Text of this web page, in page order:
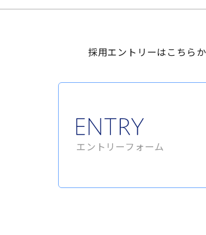
採用エントリーはこちら
エントリーフォーム